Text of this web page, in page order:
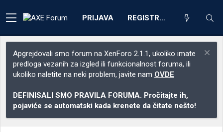
PRIJAVA REGISTRACIJA
Apgrejdovali smo forum na XenForo 2.1.1, ukoliko imate
predloga vezanih za izgled ili funkcionalnost foruma, ili
ukoliko naletite na neki problem, javite nam OVDE
DEFINISALI SMO PRAVILA FORUMA. Pročitajte ih,
pojaviće se automatski kada krenete da čitate nešto!